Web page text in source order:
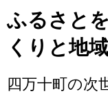
ふるさと
くりと地
四万十町の次